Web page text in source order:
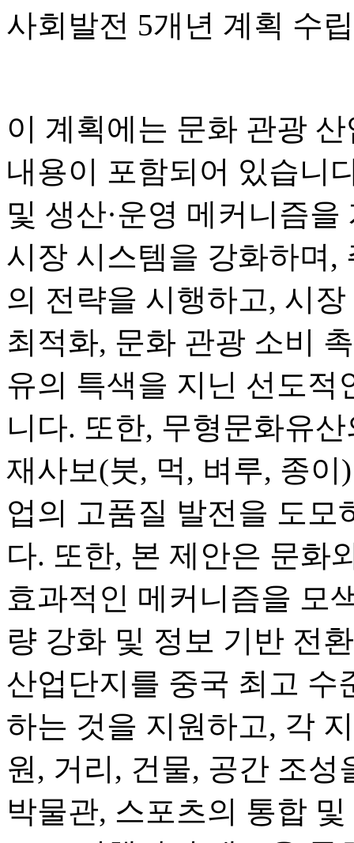
사회발전 5개년 계획 수
이 계획에는 문화 관광
내용이 포함되어 있습니
및 생산·운영 메커니즘
시장 시스템을 강화하며,
의 전략을 시행하고, 시
최적화, 문화 관광 소비
유의 특색을 지닌 선도적
니다. 또한, 무형문화유
재사보(붓, 먹, 벼루, 종
업의 고품질 발전을 도모
다. 또한, 본 제안은 문화
효과적인 메커니즘을 모
량 강화 및 정보 기반 전
산업단지를 중국 최고 수
하는 것을 지원하고, 각
원, 거리, 건물, 공간 조
박물관, 스포츠의 통합